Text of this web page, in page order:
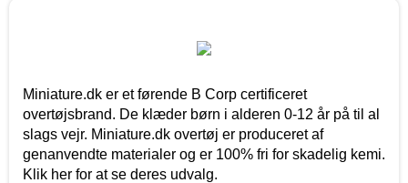
Miniature.dk er et førende B Corp certificeret
overtøjsbrand. De klæder børn i alderen 0-12 år på til al
slags vejr. Miniature.dk overtøj er produceret af
genanvendte materialer og er 100% fri for skadelig kemi.
Klik her for at se deres udvalg.